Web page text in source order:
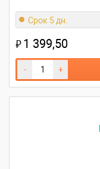
Срок 5 дн.
₽1 399,50
- +